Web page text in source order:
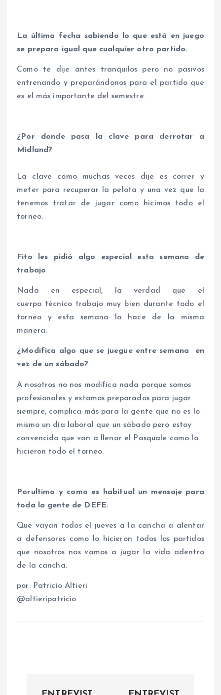
La última fecha sabiendo lo que está en juego
se prepara igual que cualquier otro partido.
Como te dije antes tranquilos pero no pasivos
entrenando y preparándonos para el partido que
es el más importante del semestre.
¿Por donde pasa la clave para derrotar a
Midland?
La clave como muchas veces dije es correr y
meter para recuperar la pelota y una vez que la
tenemos tratar de jugar como hicimos todo el
torneo.
Fito les pidió algo especial esta semana de
trabajo
Nada en especial, la verdad que el
cuerpo técnico trabajo muy bien durante todo el
torneo y esta semana lo hace de la misma
manera.
¿Modifica algo que se juegue entre semana en
vez de un sábado?
A nosotros no nos modifica nada porque somos
profesionales y estamos preparados para jugar
siempre, complica más para la gente que no es lo
mismo un día laboral que un sábado pero estoy
convencido que van a llenar el Pasquale como lo
hicieron todo el torneo.
Porultimo y como es habitual un mensaje para
toda la gente de DEFE.
Que vayan todos el jueves a la cancha a alentar
a defensores como lo hicieron todos los partidos
que nosotros nos vamos a jugar la vida adentro
de la cancha.
por: Patricio Altieri
@altieripatricio